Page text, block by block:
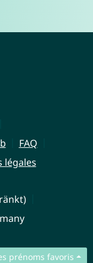
prénoms favoris
FAQ
légales